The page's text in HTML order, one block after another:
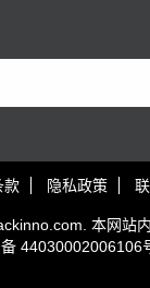
款 隐私政策
本网站
44030002006106